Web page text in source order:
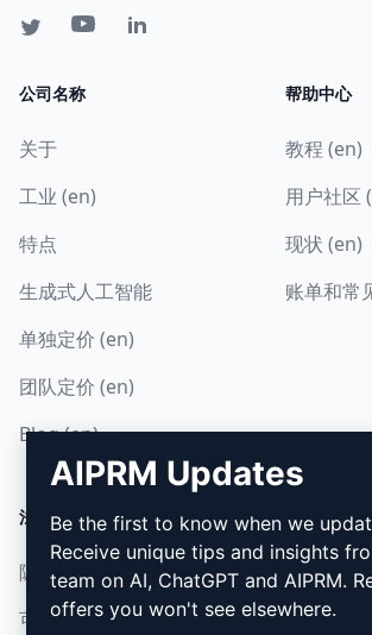
公司名称
关于
工业 (en)
特点
生成式人工智能
单独定价 (en)
团队定价 (en)
Blog (en)
帮助中心
教程 (en)
用户社区
现状 (en)
账单和常
法律
隐私政策 (en)
可接受使用政策 (en)
下载
如何安装
谷歌浏览
AIPRM Updates
Be the first to know when we
Receive unique tips and insights
team on AI, ChatGPT and AIPRM.
offers you won't see elsewhere.